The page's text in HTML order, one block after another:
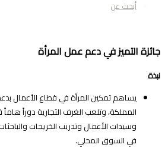
أبحث عن
التميز في دعم عمل المرأة
يساهم تمكين المرأة في قطاع الأعمال بدعم
المملكة، وتلعب الغرف التجارية دوراً هاماً
وسيدات الأعمال وتدريب الخريجات
في السوق المحلي.